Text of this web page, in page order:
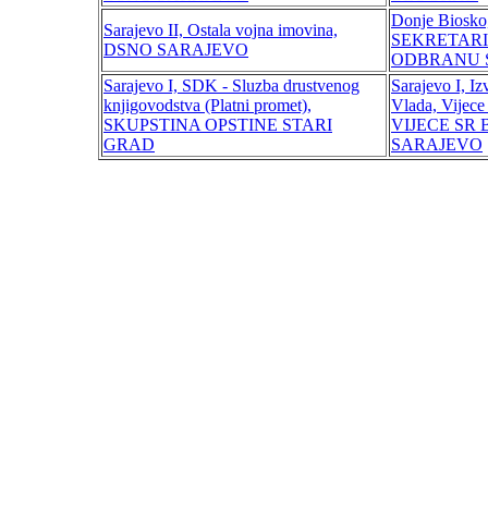
Sarajevo II, Ostala vojna imovina,
DSNO SARAJEVO
Donje
ODBRANU
Sarajevo I, SDK - Sluzba drustvenog
knjigovodstva (Platni promet),
SKUPSTINA OPSTINE STARI
GRAD
Sarajevo I,
Vlada,
VIJECE SR
SARAJEVO